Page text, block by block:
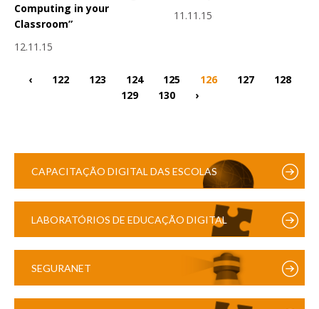
Computing in your
Classroom”
12.11.15
11.11.15
‹ 122 123 124 125 126 127
128
129
130 ›
CAPACITAÇÃO DIGITAL DAS ESCOLAS
LABORATÓRIOS DE EDUCAÇÃO DIGITAL
SEGURANET